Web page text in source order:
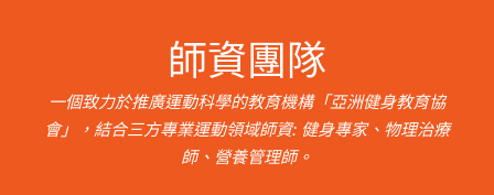
師資團隊
一個致力於推廣運動科學的教育機構「亞洲健身教育協
會」，結合三方專業運動領域師資: 健身專家、物理治療
師、營養管理師。